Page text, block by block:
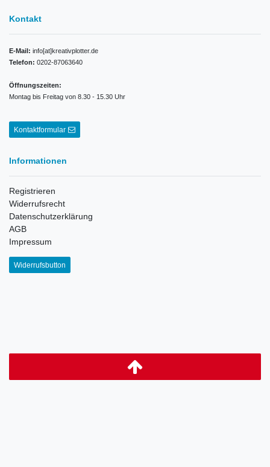
Kontakt
E-Mail: info[at]kreativplotter.de
Telefon: 0202-87063640
Öffnungszeiten:
Montag bis Freitag von 8.30 - 15.30 Uhr
Kontaktformular
Informationen
Registrieren
Widerrufsrecht
Datenschutzerklärung
AGB
Impressum
Widerrufsbutton